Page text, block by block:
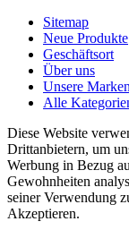
Sitemap
Neue Produkte
Geschäftsort
Über uns
Unsere Marken
Alle
Diese Website
Drittanbietern, um
Werbung in Bezug
Gewohnheiten
seiner Verwendung
Akzeptieren.